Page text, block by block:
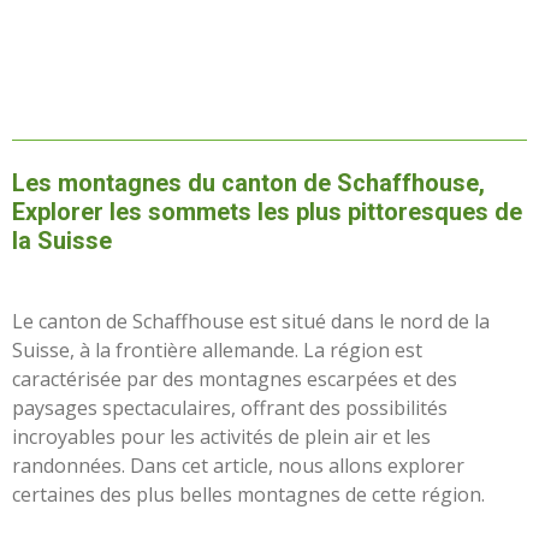
Les montagnes du canton de Schaffhouse,
Explorer les sommets les plus pittoresques de
la Suisse
Le canton de Schaffhouse est situé dans le nord de la
Suisse, à la frontière allemande. La région est
caractérisée par des montagnes escarpées et des
paysages spectaculaires, offrant des possibilités
incroyables pour les activités de plein air et les
randonnées. Dans cet article, nous allons explorer
certaines des plus belles montagnes de cette région.